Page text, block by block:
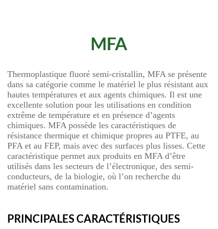
MFA
Thermoplastique fluoré semi-cristallin, MFA se présente
dans sa catégorie comme le matériel le plus résistant aux
hautes températures et aux agents chimiques. Il est une
excellente solution pour les utilisations en condition
extrême de température et en présence d’agents
chimiques. MFA possède les caractéristiques de
résistance thermique et chimique propres au PTFE, au
PFA et au FEP, mais avec des surfaces plus lisses. Cette
caractéristique permet aux produits en MFA d’être
utilisés dans les secteurs de l’électronique, des semi-
conducteurs, de la biologie, où l’on recherche du
matériel sans contamination.
PRINCIPALES CARACTÉRISTIQUES